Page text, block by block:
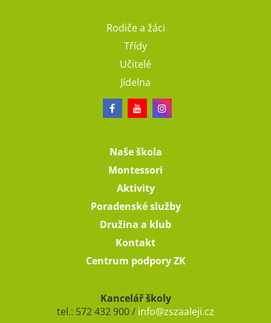
Rodiče a žáci
Třídy
Učitelé
Jídelna
Naše škola
Montessori
Aktivity
Poradenské služby
Družina a klub
Kontakt
Centrum podpory ZK
Kancelář školy
tel.: 572 432 900 / info@zszaaleji.cz